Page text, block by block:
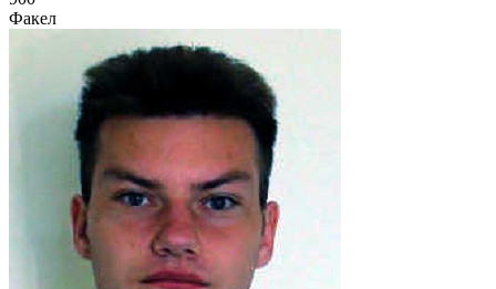
Факел